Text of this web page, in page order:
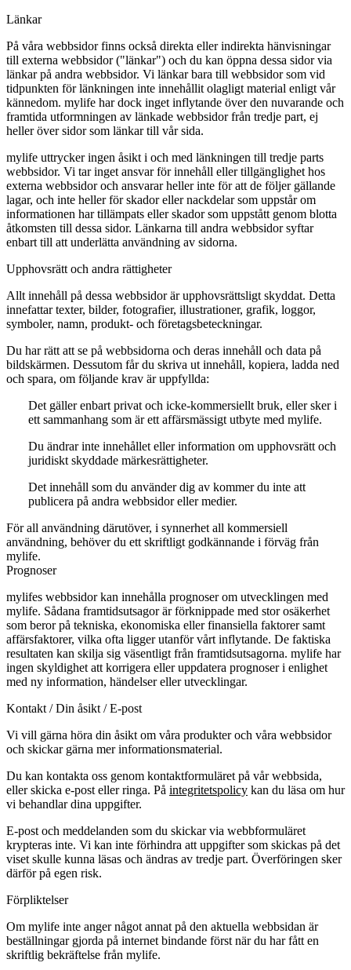
Länkar
På våra webbsidor finns också direkta eller indirekta hänvisningar
till externa webbsidor ("länkar") och du kan öppna dessa sidor via
länkar på andra webbsidor. Vi länkar bara till webbsidor som vid
tidpunkten för länkningen inte innehållit olagligt material enligt vår
kännedom. mylife har dock inget inflytande över den nuvarande och
framtida utformningen av länkade webbsidor från tredje part, ej
heller över sidor som länkar till vår sida.
mylife uttrycker ingen åsikt i och med länkningen till tredje parts
webbsidor. Vi tar inget ansvar för innehåll eller tillgänglighet hos
externa webbsidor och ansvarar heller inte för att de följer gällande
lagar, och inte heller för skador eller nackdelar som uppstår om
informationen har tillämpats eller skador som uppstått genom blotta
åtkomsten till dessa sidor. Länkarna till andra webbsidor syftar
enbart till att underlätta användning av sidorna.
Upphovsrätt och andra rättigheter
Allt innehåll på dessa webbsidor är upphovsrättsligt skyddat. Detta
innefattar texter, bilder, fotografier, illustrationer, grafik, loggor,
symboler, namn, produkt- och företagsbeteckningar.
Du har rätt att se på webbsidorna och deras innehåll och data på
bildskärmen. Dessutom får du skriva ut innehåll, kopiera, ladda ned
och spara, om följande krav är uppfyllda:
Det gäller enbart privat och icke-kommersiellt bruk, eller sker i
ett sammanhang som är ett affärsmässigt utbyte med mylife.
Du ändrar inte innehållet eller information om upphovsrätt och
juridiskt skyddade märkesrättigheter.
Det innehåll som du använder dig av kommer du inte att
publicera på andra webbsidor eller medier.
För all användning därutöver, i synnerhet all kommersiell
användning, behöver du ett skriftligt godkännande i förväg från
mylife.
Prognoser
mylifes webbsidor kan innehålla prognoser om utvecklingen med
mylife. Sådana framtidsutsagor är förknippade med stor osäkerhet
som beror på tekniska, ekonomiska eller finansiella faktorer samt
affärsfaktorer, vilka ofta ligger utanför vårt inflytande. De faktiska
resultaten kan skilja sig väsentligt från framtidsutsagorna. mylife har
ingen skyldighet att korrigera eller uppdatera prognoser i enlighet
med ny information, händelser eller utvecklingar.
Kontakt / Din åsikt / E-post
Vi vill gärna höra din åsikt om våra produkter och våra webbsidor
och skickar gärna mer informationsmaterial.
Du kan kontakta oss genom kontaktformuläret på vår webbsida,
eller skicka e-post eller ringa. På integritetspolicy kan du läsa om hur
vi behandlar dina uppgifter.
E-post och meddelanden som du skickar via webbformuläret
krypteras inte. Vi kan inte förhindra att uppgifter som skickas på det
viset skulle kunna läsas och ändras av tredje part. Överföringen sker
därför på egen risk.
Förpliktelser
Om mylife inte anger något annat på den aktuella webbsidan är
beställningar gjorda på internet bindande först när du har fått en
skriftlig bekräftelse från mylife.